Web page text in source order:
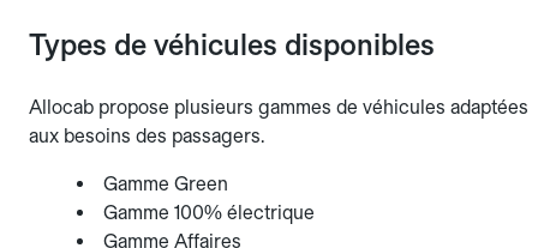
Types de véhicules disponibles
Allocab propose plusieurs gammes de véhicules adaptées
aux besoins des passagers.
Gamme Green
Gamme 100% électrique
Gamme Affaires